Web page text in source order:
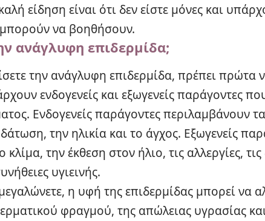
είδηση είναι ότι δεν είστε μόνες και
να βοηθήσουν.
ανάγλυφη επιδερμίδα;
την ανάγλυφη επιδερμίδα, πρέπει πρώτα
ενδογενείς και εξωγενείς παράγοντες
Ενδογενείς παράγοντες περιλαμβάνουν τα
την ηλικία και το άγχος. Εξωγενείς
την έκθεση στον ήλιο, τις αλλεργίες,
υγιεινής.
η υφή της επιδερμίδας μπορεί να
φραγμού, της απώλειας υγρασίας